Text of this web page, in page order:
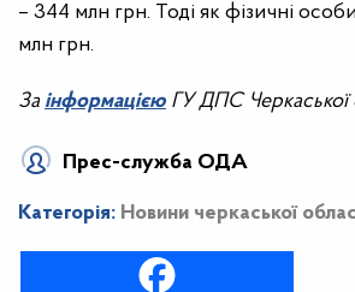
– 344 млн грн. Тоді як фізичні
млн грн.
За інформацією ГУ ДПС Черкаської
Прес-служба ОДА
Категорія: Новини черкаської